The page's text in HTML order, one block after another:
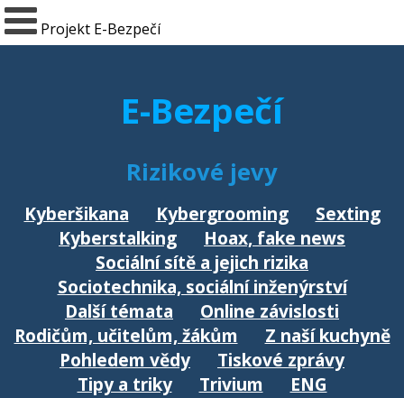
Projekt E-Bezpečí
E-Bezpečí
Rizikové jevy
Kyberšikana Kybergrooming
Sexting
Kyberstalking
Hoax, fake news
Sociální sítě a jejich rizika
Sociotechnika, sociální inženýrství
Další témata
Online závislosti
Rodičům, učitelům, žákům
Z naší kuchyně
Pohledem vědy
Tiskové zprávy
Tipy a triky
Trivium ENG